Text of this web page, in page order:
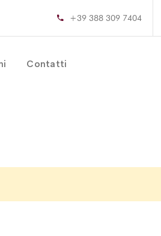
+39 388 309 7404
Contatti